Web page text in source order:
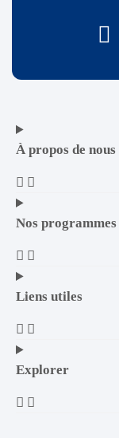
À propos de nous
Nos programmes
Liens utiles
Explorer